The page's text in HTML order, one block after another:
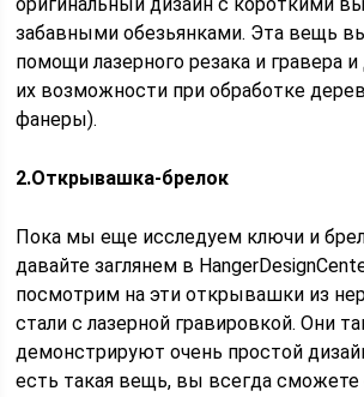
забавными обезьянками. Эта вещь
помощи лазерного резака и гравера
их возможности при обработке
фанеры).
2.Открывашка-брелок
Пока мы еще исследуем ключи и
давайте заглянем в
посмотрим на эти открывашки из
стали с лазерной гравировкой. Они
демонстрируют очень простой
есть такая вещь, вы всегда